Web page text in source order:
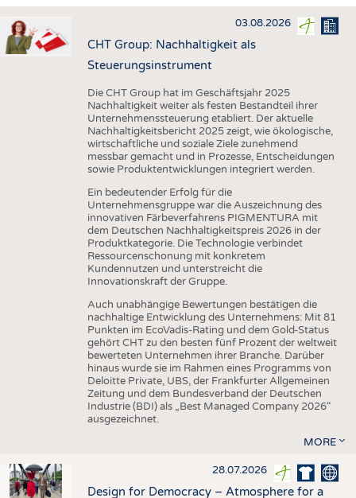
HAUS- UND HEIMTEXTILIEN
BEKLEIDUNG
AUSSCHREIBUNGEN
DTV AUSSCHREIBUNGSDIENST
STATISTICS
ADRESSEN & LINKS
PUBLIKATIONEN
BRANCHENTERMINE
03.08.2026
CHT Group: Nachhaltigkeit als
Steuerungsinstrument
Die CHT Group hat im Geschäftsjahr 2025
Nachhaltigkeit weiter als festen Bestandteil ihrer
Unternehmenssteuerung etabliert. Der aktuelle
Nachhaltigkeitsbericht 2025 zeigt, wie ökologische,
wirtschaftliche und soziale Ziele zunehmend
messbar gemacht und in Prozesse, Entscheidungen
sowie Produktentwicklungen integriert werden.
Ein bedeutender Erfolg für die
Unternehmensgruppe war die Auszeichnung des
innovativen Färbeverfahrens PIGMENTURA mit
dem Deutschen Nachhaltigkeitspreis 2026 in der
Produktkategorie. Die Technologie verbindet
Ressourcenschonung mit konkretem
Kundennutzen und unterstreicht die
Innovationskraft der Gruppe.
Auch unabhängige Bewertungen bestätigen die
nachhaltige Entwicklung des Unternehmens: Mit 81
Punkten im EcoVadis-Rating und dem Gold-Status
gehört CHT zu den besten fünf Prozent der weltweit
bewerteten Unternehmen ihrer Branche. Darüber
hinaus wurde sie im Rahmen eines Programms von
Deloitte Private, UBS, der Frankfurter Allgemeinen
Zeitung und dem Bundesverband der Deutschen
Industrie (BDI) als „Best Managed Company 2026“
ausgezeichnet.
MORE
28.07.2026
Design for Democracy – Atmosphere for a